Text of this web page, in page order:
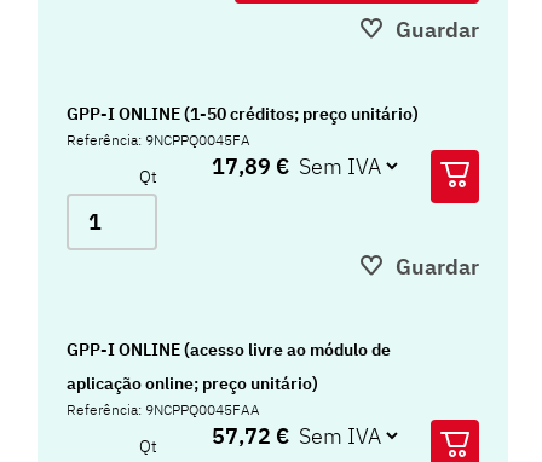
Guardar
GPP-I ONLINE (1-50 créditos; preço unitário)
Referência: 9NCPPQ0045FA
Qt 17,89 €
Guardar
GPP-I ONLINE (acesso livre ao módulo de
aplicação online; preço unitário)
Referência: 9NCPPQ0045FAA
Qt 57,72 €